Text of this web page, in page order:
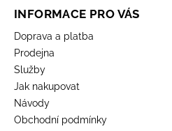
INFORMACE PRO VÁS
Doprava a platba
Prodejna
Služby
Jak nakupovat
Návody
Obchodní podmínky